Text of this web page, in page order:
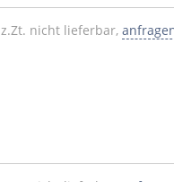
z.Zt. nicht lieferbar,